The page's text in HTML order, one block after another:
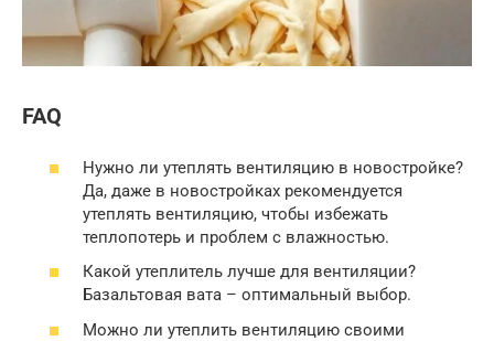
FAQ
Нужно ли утеплять вентиляцию в новостройке?
Да, даже в новостройках рекомендуется
утеплять вентиляцию, чтобы избежать
теплопотерь и проблем с влажностью.
Какой утеплитель лучше для вентиляции?
Базальтовая вата – оптимальный выбор.
Можно ли утеплить вентиляцию своими